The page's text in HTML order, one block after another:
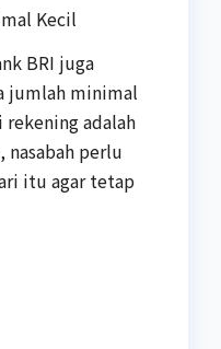
Kecil
BRI juga
jumlah minimal
rekening adalah
nasabah perlu
itu agar tetap